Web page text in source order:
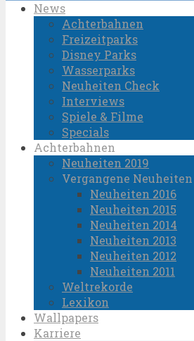
News
Achterbahnen
Freizeitparks
Disney Parks
Wasserparks
Neuheiten Check
Interviews
Spiele & Filme
Specials
Achterbahnen
Neuheiten 2019
Vergangene Neuheiten
Neuheiten 2016
Neuheiten 2015
Neuheiten 2014
Neuheiten 2013
Neuheiten 2012
Neuheiten 2011
Weltrekorde
Lexikon
Wallpapers
Karriere